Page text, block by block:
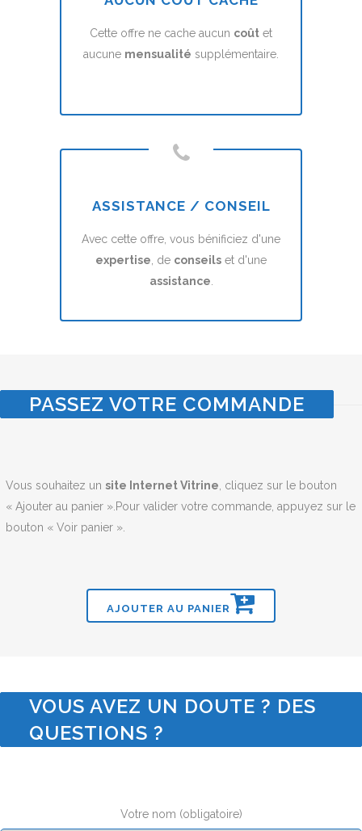
Cette offre ne cache aucun coût et
aucune mensualité supplémentaire.
ASSISTANCE / CONSEIL
Avec cette offre, vous bénificiez d'une
expertise, de conseils et d'une
assistance.
PASSEZ VOTRE COMMANDE
Vous souhaitez un site Internet Vitrine, cliquez sur le bouton
« Ajouter au panier ».Pour valider votre commande, appuyez sur le
bouton « Voir panier ».
AJOUTER AU PANIER
VOUS AVEZ UN DOUTE ? DES
QUESTIONS ?
Votre nom (obligatoire)